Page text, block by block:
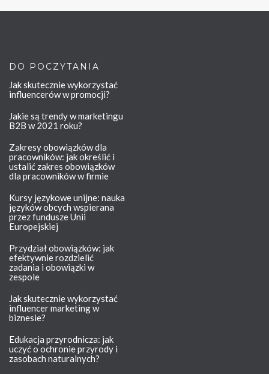
DO POCZYTANIA
Jak skutecznie wykorzystać
influencerów w promocji?
Jakie są trendy w marketingu
B2B w 2021 roku?
Zakresy obowiązków dla
pracowników: jak określić i
ustalić zakres obowiązków
dla pracowników w firmie
Kursy językowe unijne: nauka
języków obcych wspierana
przez fundusze Unii
Europejskiej
Przydział obowiązków: jak
efektywnie rozdzielić
zadania i obowiązki w
zespole
Jak skutecznie wykorzystać
influencer marketing w
biznesie?
Edukacja przyrodnicza: jak
uczyć o ochronie przyrody i
zasobach naturalnych?